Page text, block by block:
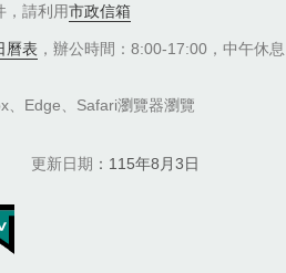
，請利用市政信箱
曆表 ，辦公時間：8:00-17:00，中午休息
、Edge、Safari瀏覽器瀏覽
更新日期 115年8月3日